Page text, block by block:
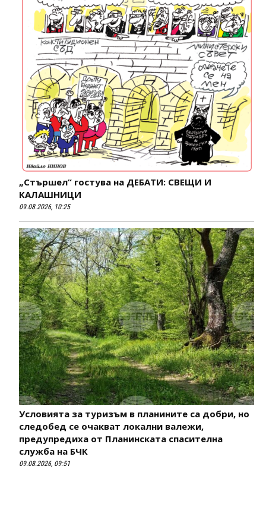
„Стършел“ гостува на ДЕБАТИ: СВЕЩИ И
КАЛАШНИЦИ
09.08.2026, 10:25
Условията за туризъм в планините са добри, но
следобед се очакват локални валежи,
предупредиха от Планинската спасителна
служба на БЧК
09.08.2026, 09:51